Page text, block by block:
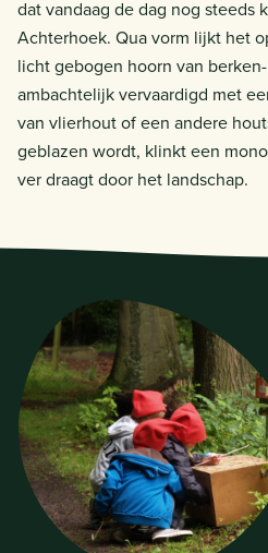
dat vandaag de dag nog steeds
Achterhoek. Qua vorm lijkt het
licht gebogen hoorn van
ambachtelijk vervaardigd met
van vlierhout of een andere
geblazen wordt, klinkt een
ver draagt door het landschap.